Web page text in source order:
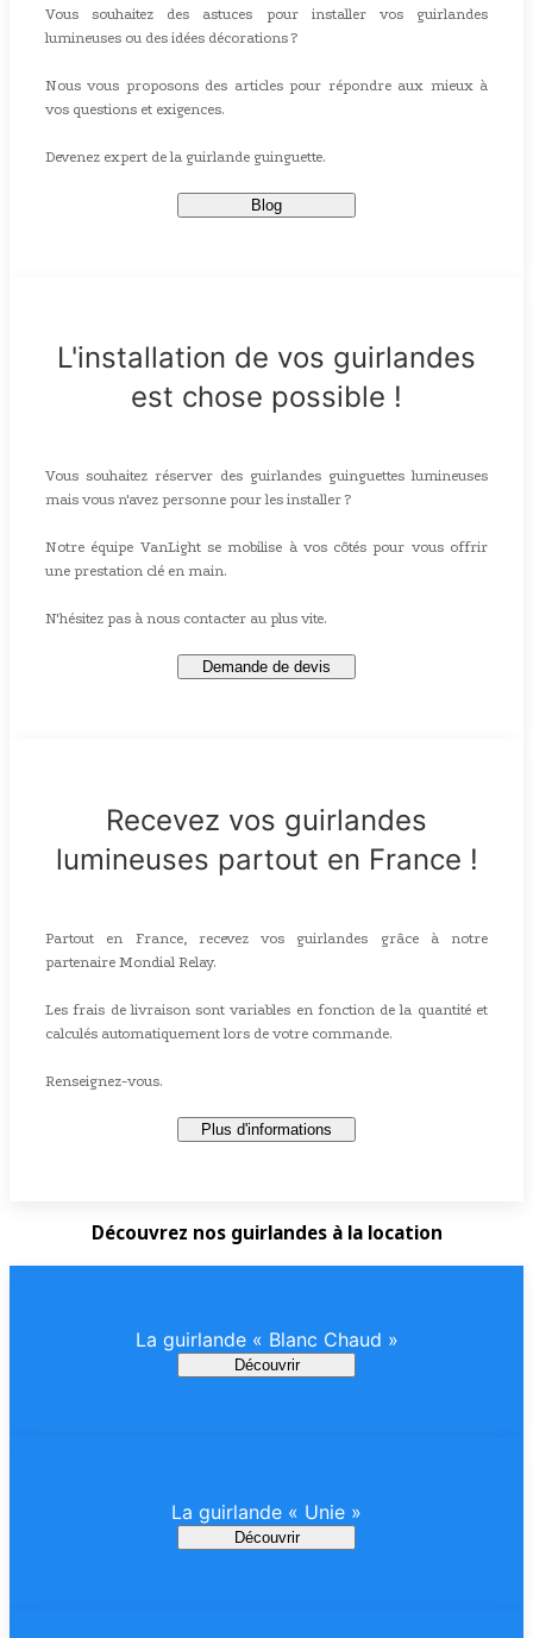
Vous souhaitez des astuces pour installer vos guirlandes
lumineuses ou des idées décorations ?
Nous vous proposons des articles pour répondre aux mieux à
vos questions et exigences.
Devenez expert de la guirlande guinguette.
Blog
L'installation de vos guirlandes
est chose possible !
Vous souhaitez réserver des guirlandes guinguettes lumineuses
mais vous n'avez personne pour les installer ?
Notre équipe VanLight se mobilise à vos côtés pour vous offrir
une prestation clé en main.
N'hésitez pas à nous contacter au plus vite.
Demande de devis
Recevez vos guirlandes
lumineuses partout en France !
Partout en France, recevez vos guirlandes grâce à notre
partenaire Mondial Relay.
Les frais de livraison sont variables en fonction de la quantité et
calculés automatiquement lors de votre commande.
Renseignez-vous.
Plus d'informations
Découvrez nos guirlandes à la location
La guirlande « Blanc Chaud »
Découvrir
La guirlande « Unie »
Découvrir